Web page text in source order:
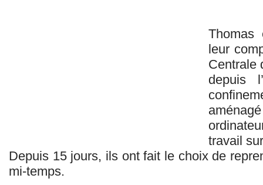
leur
Centrale
depuis
travail
Depuis 15 jours, ils ont fait le choix de
mi-temps.